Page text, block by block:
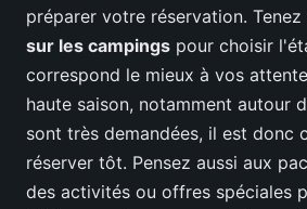
préparer votre réservation.
sur les campings pour choisir
correspond le mieux à vos
haute saison, notamment autour
sont très demandées, il est donc
réserver tôt. Pensez aussi aux
des activités ou offres spéciales